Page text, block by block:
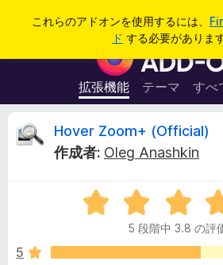
これらのアドオンを使用するには、
ド する必要があります
F
i
r
e
f
x
ラ
ウ
ザ
ー
拡張機能 テーマ すべ
H
e
Hover Zoom+ (Official)
作成者: Oleg Anashkin
5
段
中
5 段階中 3.8 の評
5